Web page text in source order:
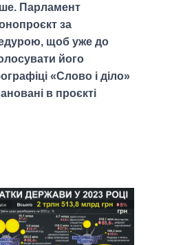
Парламент
за
щоб уже до
його
«Слово і діло»
в проєкті